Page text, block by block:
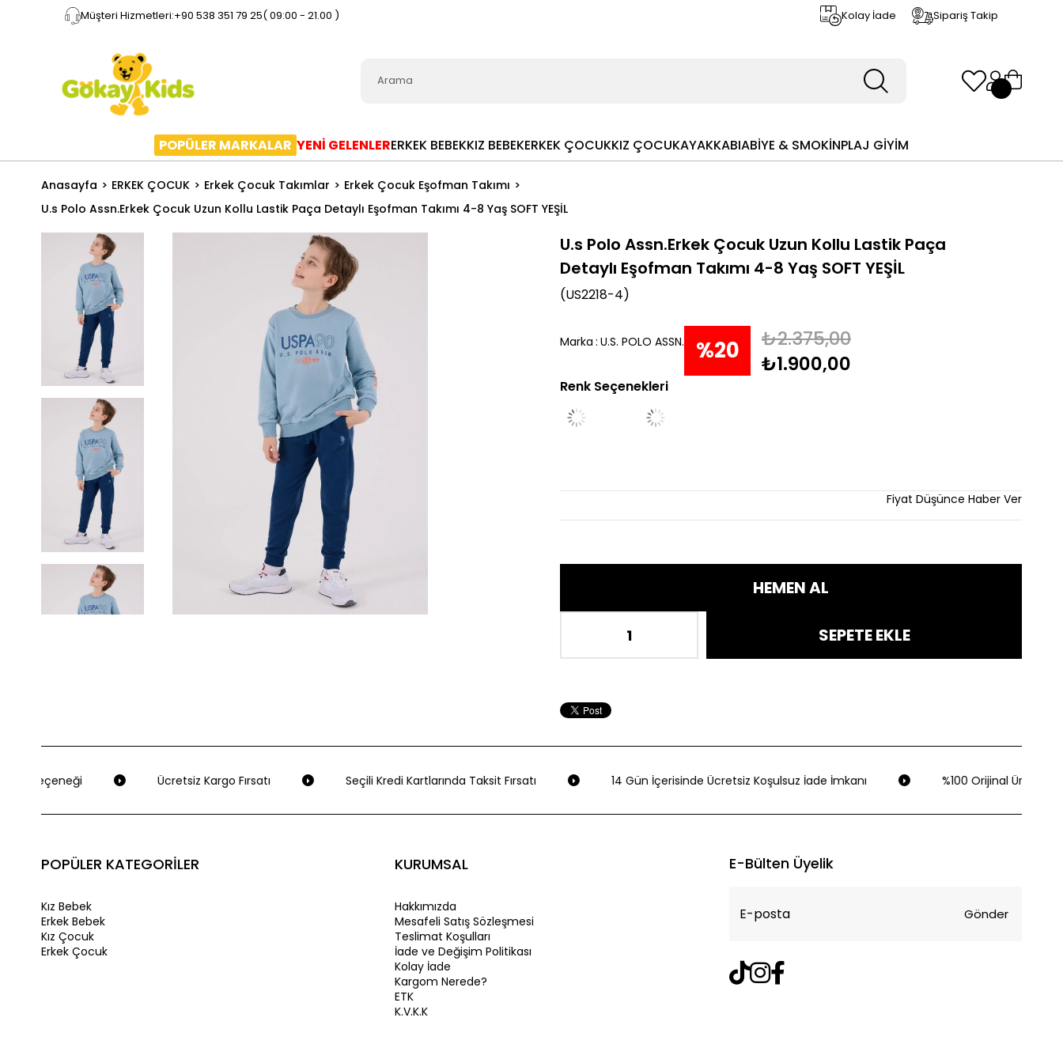
Müşteri Hizmetleri:+90 538 351 79 25( 09:00 - 21.00 ) Kolay İade Sipariş Takip
POPÜLER MARKALAR YENİ GELENLERERKEK BEBEKKIZ BEBEKERKEK ÇOCUKKIZ ÇOCUKAYAKKABIABİYE & SMOKİNPLAJ GİYİM
Anasayfa ERKEK ÇOCUK Erkek Çocuk Takımlar
Erkek Çocuk Eşofman Takımı
U.s Polo Assn.Erkek Çocuk Uzun Kollu Lastik Paça Detaylı Eşofman Takımı 4-8 Yaş SOFT YEŞİL
U.s Polo Assn.Erkek Çocuk Uzun Kollu Lastik Paça
Detaylı Eşofman Takımı 4-8 Yaş SOFT YEŞİL
(US2218-4)
Marka : U.S. POLO ASSN. %20
₺2.375,00
₺1.900,00
Renk Seçenekleri
Fiyat Düşünce Haber Ver
Seçeneği Ücretsiz Kargo Fırsatı Seçili Kredi Kartlarında Taksit Fırsatı 14 Gün İçerisinde Ücretsiz Koşulsuz İade İmkanı %100 Orijinal Ürün
POPÜLER KATEGORİLER
Kız Bebek
Erkek Bebek
Kız Çocuk
Erkek Çocuk
KURUMSAL
Hakkımızda
Mesafeli Satış Sözleşmesi
Teslimat Koşulları
İade ve Değişim Politikası
Kolay İade
Kargom Nerede?
ETK
K.V.K.K
E-Bülten Üyelik
Gönder